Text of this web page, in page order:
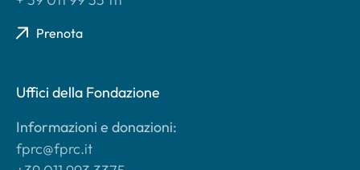
Prenota
Uffici della Fondazione
Informazioni e donazioni:
fprc@fprc.it